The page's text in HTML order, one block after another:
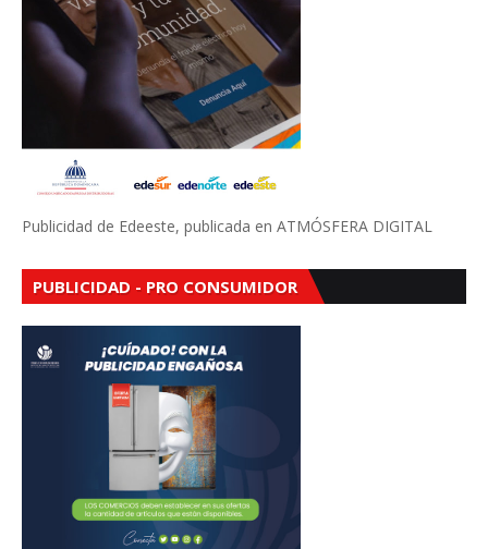
Publicidad de Edeeste, publicada en ATMÓSFERA DIGITAL
PUBLICIDAD - PRO CONSUMIDOR